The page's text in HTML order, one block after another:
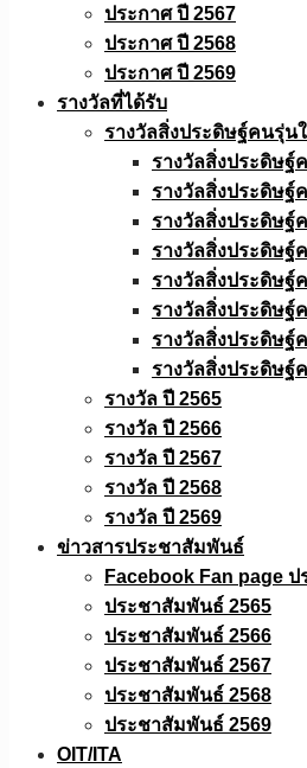
ประกาศ ปี 2567
ประกาศ ปี 2568
ประกาศ ปี 2569
รางวัลที่ได้รับ
รางวัลสิ่งประดิษฐ์คนรุ่น
รางวัลสิ่งประดิษฐ์
รางวัลสิ่งประดิษฐ์
รางวัลสิ่งประดิษฐ์
รางวัลสิ่งประดิษฐ์
รางวัลสิ่งประดิษฐ์
รางวัลสิ่งประดิษฐ์
รางวัลสิ่งประดิษฐ์
รางวัลสิ่งประดิษฐ์
รางวัล ปี 2565
รางวัล ปี 2566
รางวัล ปี 2567
รางวัล ปี 2568
รางวัล ปี 2569
ข่าวสารประชาสัมพันธ์
Facebook Fan page
ประชาสัมพันธ์ 2565
ประชาสัมพันธ์ 2566
ประชาสัมพันธ์ 2567
ประชาสัมพันธ์ 2568
ประชาสัมพันธ์ 2569
OIT/ITA